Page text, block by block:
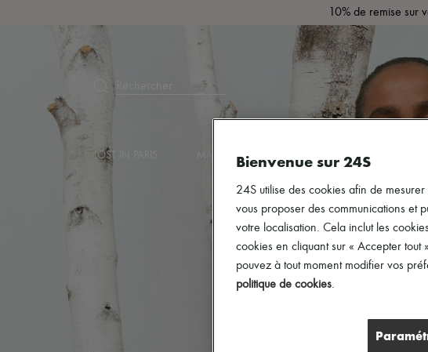
10% de remise sur
LOST IN PARIS MARQUES NOUVEAUTÉS
Bienvenue sur 24S
24S utilise des cookies afin de
vous proposer des communications et
votre localisation. Cela inclut les
cookies en cliquant sur « Accepter tout
pouvez à tout moment modifier vos
politique de cookies.